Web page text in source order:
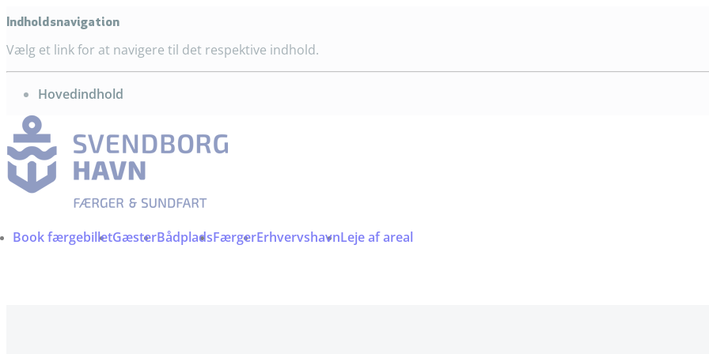
Indholdsnavigation
Vælg et link for at navigere til det respektive indhold.
gå til
Hovedindhold
Book færgebilletGæsterBådpladsFærgerErhvervshavnLeje af areal